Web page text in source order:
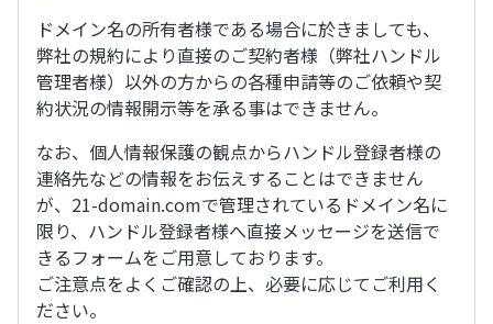
ドメイン名の所有者様である場合に於きましても、
弊社の規約により直接のご契約者様（弊社ハンドル
管理者様）以外の方からの各種申請等のご依頼や契
約状況の情報開示等を承る事はできません。
なお、個人情報保護の観点からハンドル登録者様の
連絡先などの情報をお伝えすることはできません
が、21-domain.comで管理されているドメイン名に
限り、ハンドル登録者様へ直接メッセージを送信で
きるフォームをご用意しております。
ご注意点をよくご確認の上、必要に応じてご利用く
ださい。